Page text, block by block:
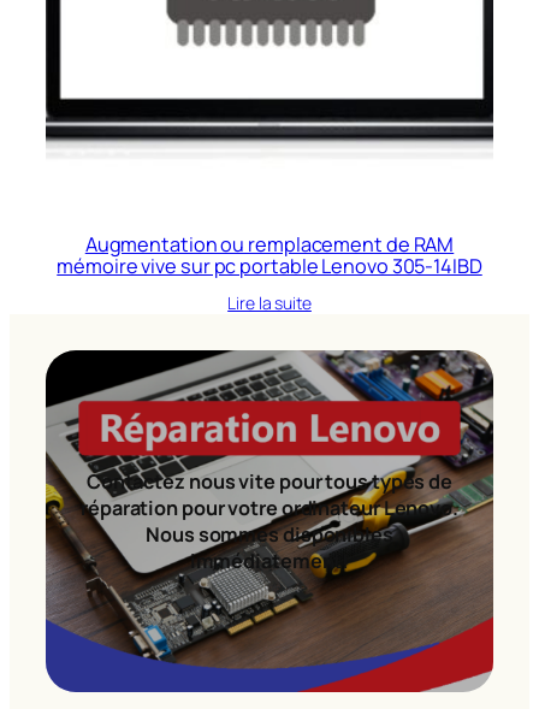
Augmentation ou remplacement de RAM
mémoire vive sur pc portable Lenovo 305-14IBD
Lire la suite
Contactez nous vite pour tous types de
réparation pour votre ordinateur Lenovo.
Nous sommes disponibles
immédiatement!